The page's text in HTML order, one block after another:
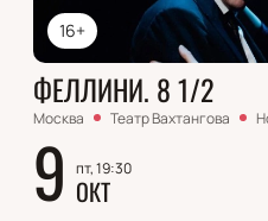
16+
ФЕЛЛИНИ. 8 1/2
Москва Театр Вахтангова
9 пт, 19:30
ОКТ